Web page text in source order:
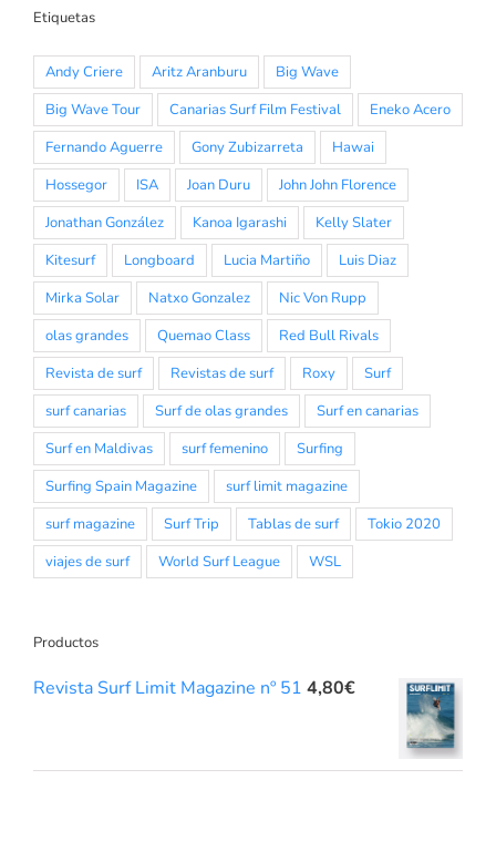
Etiquetas
Andy Criere Aritz Aranburu
Big Wave
Big Wave Tour
Canarias Surf Film Festival
Eneko Acero
Fernando Aguerre
Gony Zubizarreta
Hawai
Hossegor
ISA Joan Duru
John John Florence
Jonathan González
Kanoa Igarashi
Kelly Slater
Kitesurf
Longboard Lucia Martiño
Luis Diaz
Mirka Solar
Natxo Gonzalez
Nic Von Rupp
olas grandes
Quemao Class
Red Bull Rivals
Revista de surf
Revistas de surf Roxy
Surf
surf canarias
Surf de olas grandes
Surf en canarias
Surf en Maldivas
surf femenino
Surfing
Surfing Spain Magazine
surf limit magazine
surf magazine
Surf Trip Tablas de surf
Tokio 2020
viajes de surf
World Surf League WSL
Productos
Revista Surf Limit Magazine nº 51 4,80€